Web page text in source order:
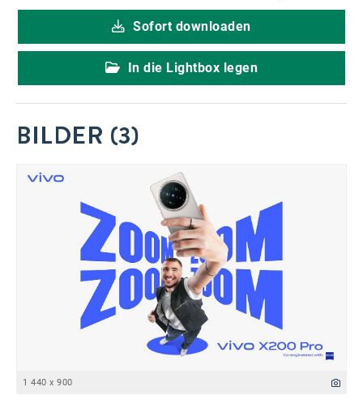
Sofort downloaden
In die Lightbox legen
BILDER (3)
1 440 x 900